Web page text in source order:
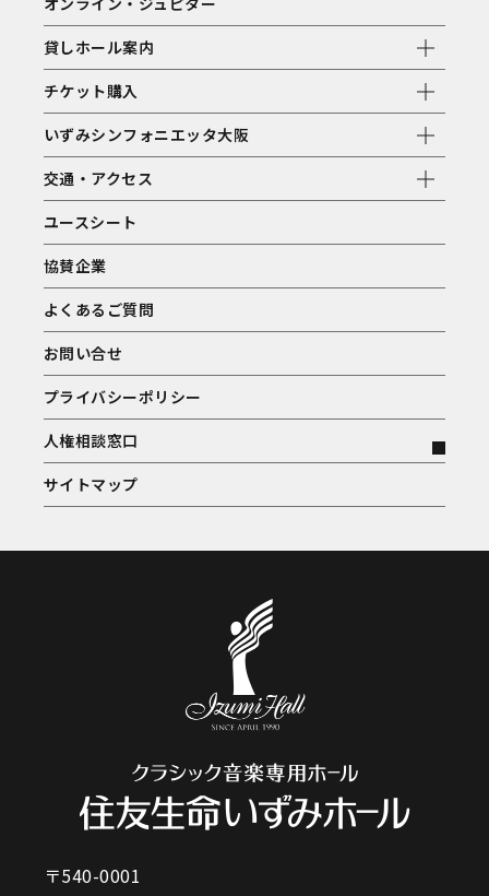
貸しホール案内
チケット購入
いずみシンフォニエッタ大阪
交通・アクセス
ユースシート
協賛企業
よくあるご質問
お問い合せ
プライバシーポリシー
人権相談窓口
サイトマップ
〒540-0001